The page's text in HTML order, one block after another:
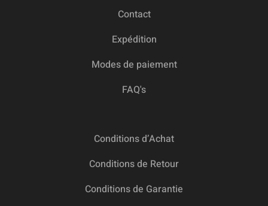
Contact
Expédition
Modes de paiement
FAQ's
Conditions d’Achat
Conditions de Retour
Conditions de Garantie